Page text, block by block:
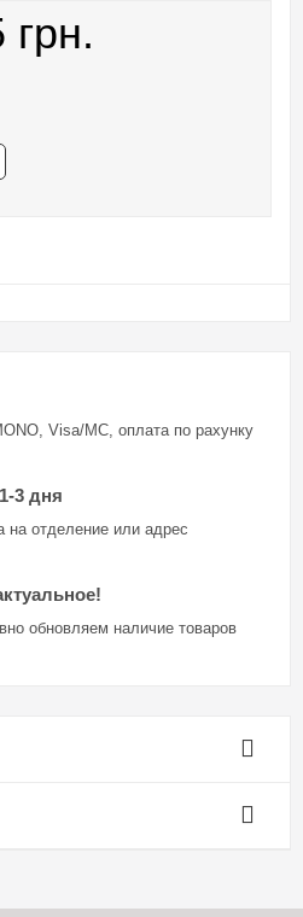
Visa/MC, оплата по рахунку
3 дня
на отделение или адрес
обновляем наличие товаров